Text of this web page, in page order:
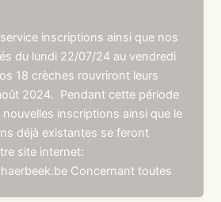
inscriptions ainsi que nos
du lundi 22/07/24 au vendredi
18 crèches rouvriront leurs
2024. Pendant cette période
inscriptions ainsi que le
déjà existantes se feront
site internet:
Concernant toutes